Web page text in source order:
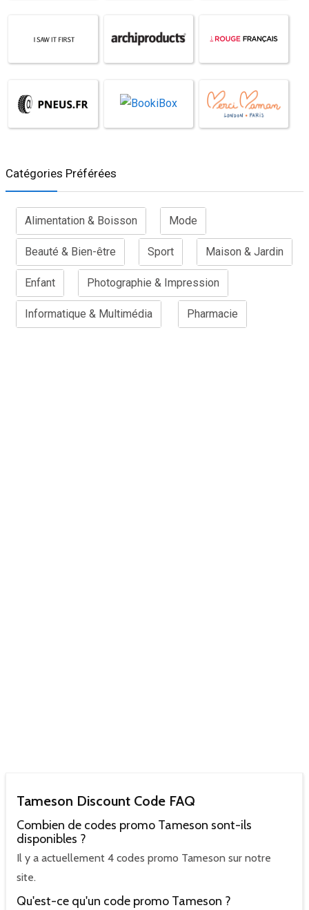
Catégories Préférées
Alimentation & Boisson Mode
Beauté & Bien-être Sport Maison & Jardin
Enfant Photographie & Impression
Informatique & Multimédia Pharmacie
Tameson Discount Code FAQ
Combien de codes promo Tameson sont-ils
disponibles ?
Il y a actuellement 4 codes promo Tameson sur notre
site.
Qu'est-ce qu'un code promo Tameson ?